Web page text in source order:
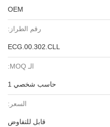
OEM
رقم الطراز:
ECG.00.302.CLL
الـ MOQ:
حاسب شخصي 1
السعر:
قابل للتفاوض